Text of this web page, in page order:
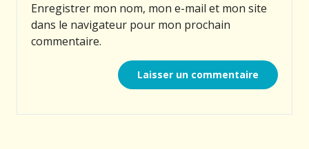
Enregistrer mon nom, mon e-mail et mon site
dans le navigateur pour mon prochain
commentaire.